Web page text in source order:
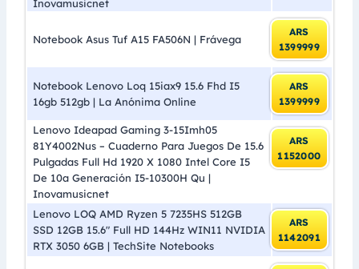
Inovamusicnet
Notebook Asus Tuf A15 FA506N | Frávega
ARS
1399999
Notebook Lenovo Loq 15iax9 15.6 Fhd I5
16gb 512gb | La Anónima Online
ARS
1399999
Lenovo Ideapad Gaming 3-15Imh05
81Y4002Nus – Cuaderno Para Juegos De 15.6
Pulgadas Full Hd 1920 X 1080 Intel Core I5
De 10a Generación I5-10300H Qu |
Inovamusicnet
ARS
1152000
Lenovo LOQ AMD Ryzen 5 7235HS 512GB
SSD 12GB 15.6″ Full HD 144Hz WIN11 NVIDIA
RTX 3050 6GB | TechSite Notebooks
ARS
1142091